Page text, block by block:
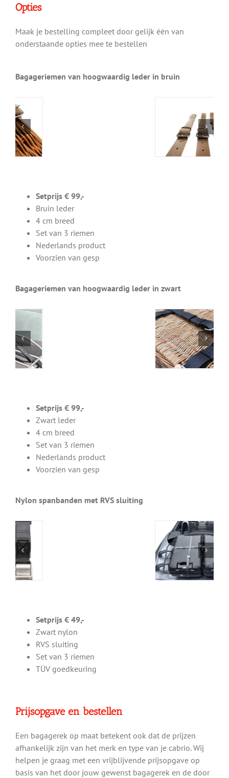
Opties
Maak je bestelling compleet door gelijk één van
onderstaande opties mee te bestellen
Bagageriemen van hoogwaardig leder in bruin
Setprijs € 99,-
Bruin leder
4 cm breed
Set van 3 riemen
Nederlands product
Voorzien van gesp
Bagageriemen van hoogwaardig leder in zwart
Setprijs € 99,-
Zwart leder
4 cm breed
Set van 3 riemen
Nederlands product
Voorzien van gesp
Nylon spanbanden met RVS sluiting
Setprijs € 49,-
Zwart nylon
RVS sluiting
Set van 3 riemen
TÜV goedkeuring
Prijsopgave en bestellen
Een bagagerek op maat betekent ook dat de prijzen
afhankelijk zijn van het merk en type van je cabrio. Wij
helpen je graag met een vrijblijvende prijsopgave op
basis van het door jouw gewenst bagagerek en de door